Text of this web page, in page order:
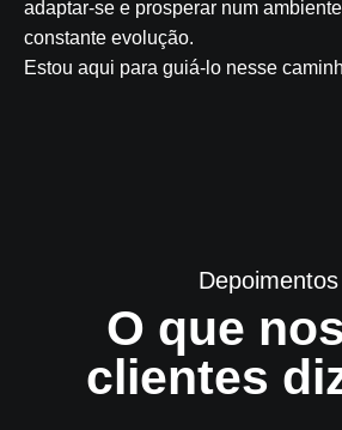
adaptar-se e prosperar num
constante evolução.
Estou aqui para guiá-lo nesse
Depoimentos
O que
clientes